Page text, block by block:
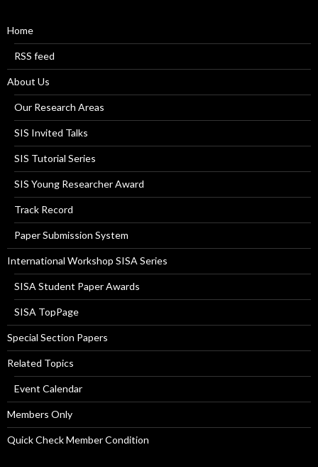
Home
RSS feed
About Us
Our Research Areas
SIS Invited Talks
SIS Tutorial Series
SIS Young Researcher Award
Track Record
Paper Submission System
International Workshop SISA Series
SISA Student Paper Awards
SISA TopPage
Special Section Papers
Related Topics
Event Calendar
Members Only
Quick Check Member Condition